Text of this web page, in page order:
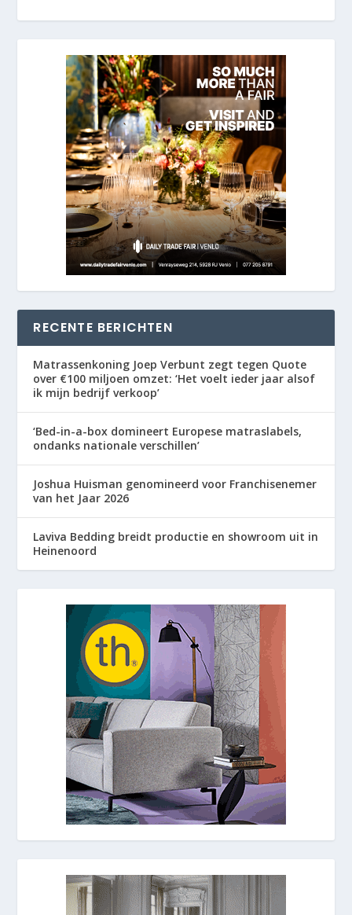
RECENTE BERICHTEN
Matrassenkoning Joep Verbunt zegt tegen Quote
over €100 miljoen omzet: ‘Het voelt ieder jaar alsof
ik mijn bedrijf verkoop’
‘Bed-in-a-box domineert Europese matraslabels,
ondanks nationale verschillen’
Joshua Huisman genomineerd voor Franchisenemer
van het Jaar 2026
Laviva Bedding breidt productie en showroom uit in
Heinenoord